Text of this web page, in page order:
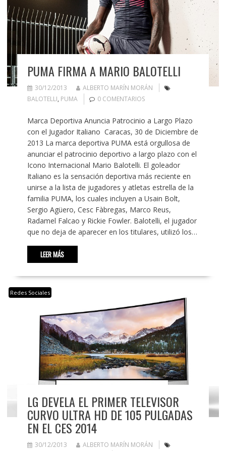
PUMA FIRMA A MARIO BALOTELLI
30/12/2013
ALBERTO MARÍN MORÁN
BALOTELLI, PUMA 0 COMENTARIOS
Marca Deportiva Anuncia Patrocinio a Largo Plazo
con el Jugador Italiano Caracas, 30 de Diciembre de
2013 La marca deportiva PUMA está orgullosa de
anunciar el patrocinio deportivo a largo plazo con el
Icono Internacional Mario Balotelli. El goleador
Italiano es la sensación deportiva más reciente en
unirse a la lista de jugadores y atletas estrella de la
familia PUMA, los cuales incluyen a Usain Bolt,
Sergio Agüero, Cesc Fàbregas, Marco Reus,
Radamel Falcao y Rickie Fowler. Balotelli, el jugador
que no deja de aparecer en los titulares, utilizó los…
LEER MÁS
Redes Sociales
LG DEVELA EL PRIMER TELEVISOR
CURVO ULTRA HD DE 105 PULGADAS
EN EL CES 2014
30/12/2013
ALBERTO MARÍN MORÁN